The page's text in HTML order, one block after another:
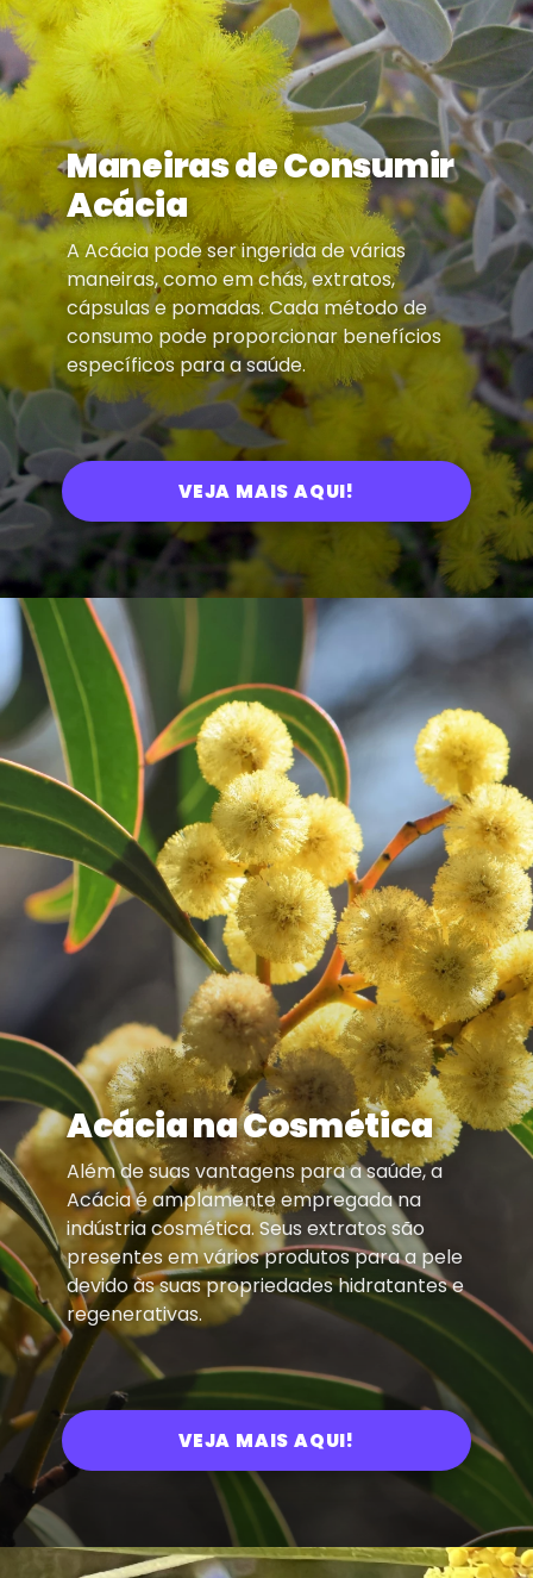
Maneiras de Consumir
Acácia
A Acácia pode ser ingerida de várias
maneiras, como em chás, extratos,
cápsulas e pomadas. Cada método de
consumo pode proporcionar benefícios
específicos para a saúde.
VEJA MAIS AQUI!
Acácia na Cosmética
Além de suas vantagens para a saúde, a
Acácia é amplamente empregada na
indústria cosmética. Seus extratos são
presentes em vários produtos para a pele
devido às suas propriedades hidratantes e
regenerativas.
VEJA MAIS AQUI!